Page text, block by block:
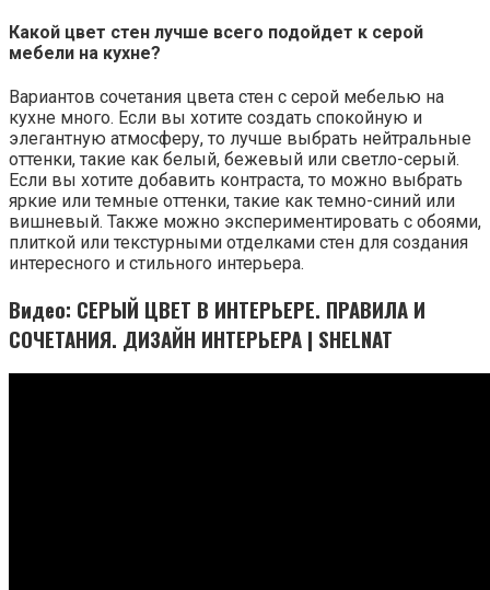
Какой цвет стен лучше всего подойдет к серой
мебели на кухне?
Вариантов сочетания цвета стен с серой мебелью на
кухне много. Если вы хотите создать спокойную и
элегантную атмосферу, то лучше выбрать нейтральные
оттенки, такие как белый, бежевый или светло-серый.
Если вы хотите добавить контраста, то можно выбрать
яркие или темные оттенки, такие как темно-синий или
вишневый. Также можно экспериментировать с обоями,
плиткой или текстурными отделками стен для создания
интересного и стильного интерьера.
Видео: СЕРЫЙ ЦВЕТ В ИНТЕРЬЕРЕ. ПРАВИЛА И
СОЧЕТАНИЯ. ДИЗАЙН ИНТЕРЬЕРА | SHELNAT